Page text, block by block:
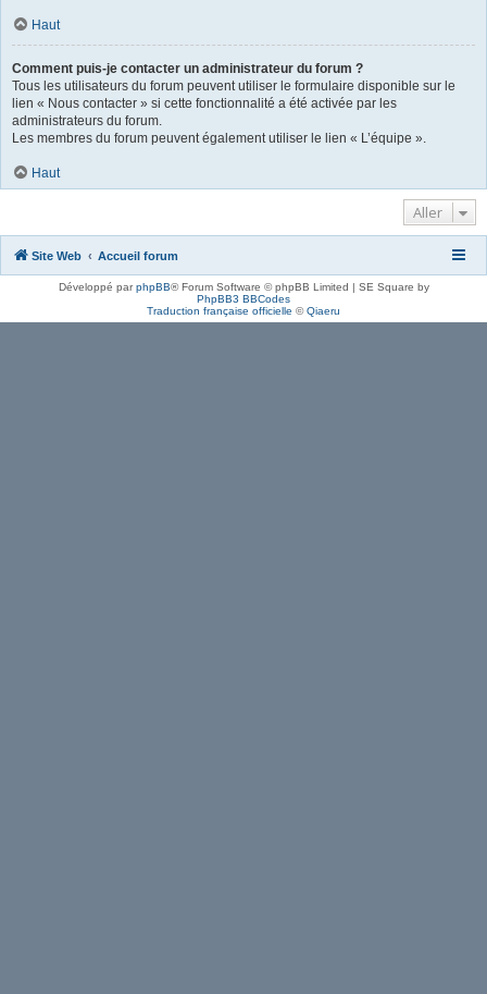
Haut
Comment puis-je contacter un administrateur du forum ?
Tous les utilisateurs du forum peuvent utiliser le formulaire disponible sur le
lien « Nous contacter » si cette fonctionnalité a été activée par les
administrateurs du forum.
Les membres du forum peuvent également utiliser le lien « L’équipe ».
Haut
Aller
Site Web Accueil forum
Développé parphpBB® Forum Software © phpBB Limited | SE Square by
PhpBB3 BBCodes
Traduction française officielle ©Qiaeru